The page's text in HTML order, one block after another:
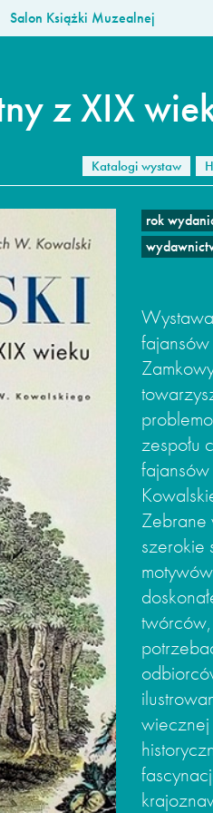
Salon Książki Muzealnej
z XIX
Katalogi wystaw
rok
zespołu
Zebrane
szerokie